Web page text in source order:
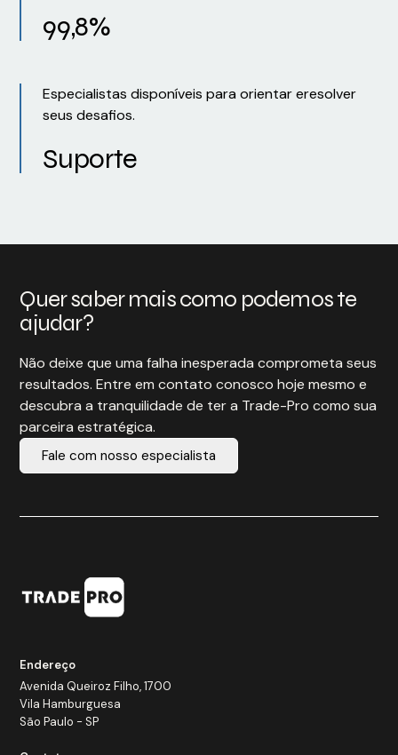
99,8%
Especialistas disponíveis para orientar eresolver
seus desafios.
Suporte
Quer saber mais como podemos te
ajudar?
Não deixe que uma falha inesperada comprometa seus
resultados. Entre em contato conosco hoje mesmo e
descubra a tranquilidade de ter a Trade-Pro como sua
parceira estratégica.
Fale com nosso especialista
Endereço
Avenida Queiroz Filho, 1700
Vila Hamburguesa
São Paulo - SP